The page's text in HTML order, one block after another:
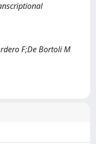
F;De Bortoli M